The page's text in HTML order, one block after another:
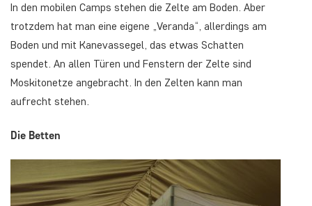
In den mobilen Camps stehen die Zelte am Boden. Aber
trotzdem hat man eine eigene „Veranda“, allerdings am
Boden und mit Kanevassegel, das etwas Schatten
spendet. An allen Türen und Fenstern der Zelte sind
Moskitonetze angebracht. In den Zelten kann man
aufrecht stehen.
Die Betten